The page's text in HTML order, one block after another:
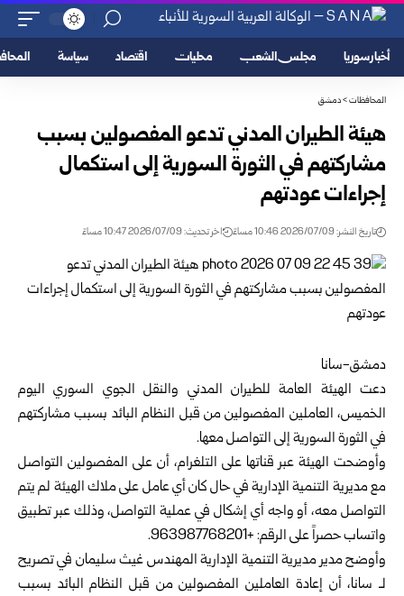
أخبار سوريا مجلس الشعب محليات اقتصاد سياسة
المحافظات>دمشق
هيئة الطيران المدني تدعو المفصولين بسبب
مشاركتهم في الثورة السورية إلى استكمال
إجراءات ‏عودتهم
تاريخ النشر: 2026/07/09 10:46 مساءً اخر تحديث: 2026/07/09 10:47 مساءً
دمشق-سانا‏
دعت الهيئة العامة للطيران المدني والنقل الجوي السورياليوم
الخميس، العاملين المفصولين من ‏قبل النظام البائد بسبب مشاركتهم
في الثورة السورية إلى التواصل معها.‏
وأوضحت الهيئة عبر قناتها على التلغرام، أن على المفصولين التواصل
مع مديرية التنمية الإدارية ‏في حال كان أي عامل على ملاك الهيئة لم يتم
التواصل معه، أو واجه أي إشكال في عملية ‏التواصل، وذلك عبر تطبيق
واتساب حصراً على الرقم: +963987768201.‏
وأوضح مدير مديرية التنمية الإدارية المهندس غيث سليمان في تصريح
لـ سانا، أن إعادة العاملين ‏المفصولين من قبل النظام البائد بسبب